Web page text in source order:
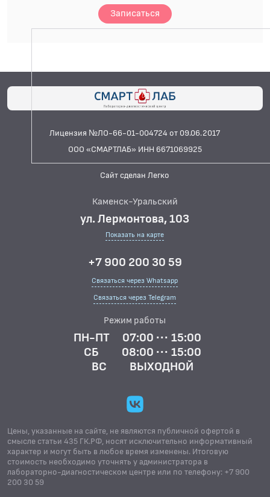
Записаться
Лицензия №ЛО-66-01-004724 от 09.06.2017
ООО «СМАРТЛАБ» ИНН 6671069925
Сайт сделан Легко
Каменск-Уральский
ул. Лермонтова, 103
Показать на карте
+7 900 200 30 59
Связаться через Whatsapp
Связаться через Telegram
Режим работы
ПН-ПТ
07:00 ··· 15:00
СБ
08:00 ··· 15:00
ВС
ВЫХОДНОЙ
Цены, указанные на сайте, не являются публичной офертой в
смысле статьи 435 ГК.РФ, носят исключительно информативный
характер и могут быть в любое время изменены. Итоговую
стоимость необходимо уточнять у администратора в
лабораторно-диагностическом центре или по телефону: +7 900
200 30 59